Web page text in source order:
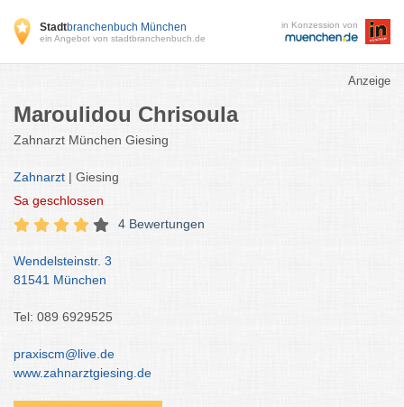
Stadtbranchenbuch München
ein Angebot von stadtbranchenbuch.de
in Konzession von
Anzeige
Maroulidou Chrisoula
Zahnarzt München Giesing
Zahnarzt | Giesing
Sa geschlossen
4 Bewertungen
Wendelsteinstr. 3
81541 München
Tel: 089 6929525
praxiscm@live.de
www.zahnarztgiesing.de